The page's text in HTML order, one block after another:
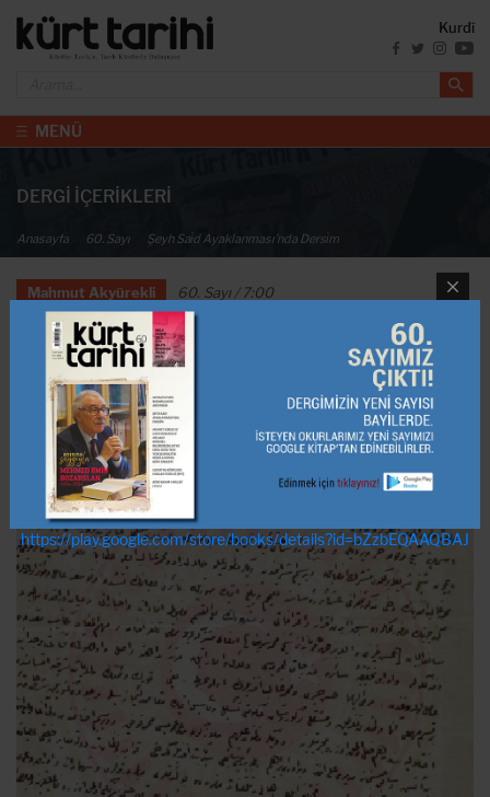
Kurdî
MENÜ
DERGİ İÇERİKLERİ
Anasayfa 60. Sayı Şeyh Sai̇d Ayaklanması’nda Dersi̇m
Mahmut Akyürekli 60. Sayı / 7:00
https://play.google.com/store/books/details?id=bZzbEQAAQBAJ